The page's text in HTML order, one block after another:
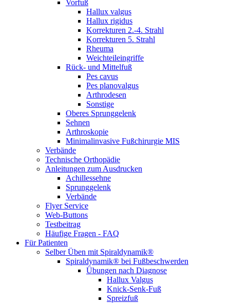
Vorfuß
Hallux valgus
Hallux rigidus
Korrekturen 2.-4. Strahl
Korrekturen 5. Strahl
Rheuma
Weichteileingriffe
Rück- und Mittelfuß
Pes cavus
Pes planovalgus
Arthrodesen
Sonstige
Oberes Sprunggelenk
Sehnen
Arthroskopie
Minimalinvasive Fußchirurgie MIS
Verbände
Technische Orthopädie
Anleitungen zum Ausdrucken
Achillessehne
Sprunggelenk
Verbände
Flyer Service
Web-Buttons
Testbeitrag
Häufige Fragen - FAQ
Für Patienten
Selber Üben mit Spiraldynamik®
Spiraldynamik® bei Fußbeschwerden
Übungen nach Diagnose
Hallux Valgus
Knick-Senk-Fuß
Spreizfuß